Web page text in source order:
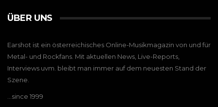
ÜBER UNS
Earshot ist ein österreichisches Online-Musikmagazin von und für
Metal- und Rockfans. Mit aktuellen News, Live-Reports,
Interviews uvm. bleibt man immer auf dem neuesten Stand der
Szene.
…since 1999